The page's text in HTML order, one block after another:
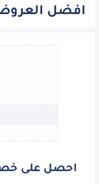
افضل
احصل على خصم 10% على المنتجات